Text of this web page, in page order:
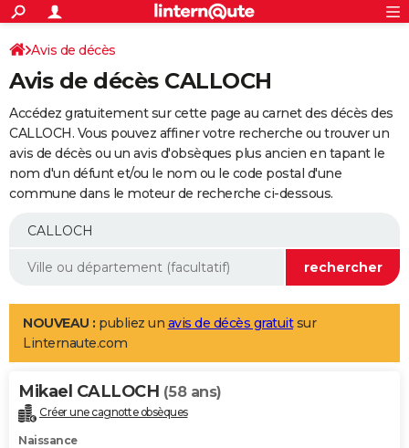
ACTUALITÉS
Politique
Société
Faits Divers
Education
Monde
Villes
+
SPORT
Coupe du monde 2026
Football
Tennis
Cyclisme
Rugby
Forum
Programme TV
TNT
Streaming
Cinéma
Sorties cinéma
Musique
+
FINANCE
Retraite
Epargne
Immobilier
Risques naturels par ville
Banque
Assurance
AUTO
Essais
Réserver un essai
Citadines
Berlines
SUV
Forum auto
+
Mobiles
Meilleur smartphone
Internet
Ordinateurs
Jeux vidéo
Guide high-tech
Aménagement intérieur
LIFESTYLE
Art de vivre
Bien-être
Loisirs
Mode
Modes de vie
Alimentation
Guide de la santé
Maladies
Médicaments
Sommeil
VOYAGE
Destinations
City break
Voyage nature
Voyage de noces
Forum
Climat
+PHOTO
Avis de décès
Avis de décès CALLOCH
Accédez gratuitement sur cette page au carnet des décès des
CALLOCH. Vous pouvez affiner votre recherche ou trouver un
avis de décès ou un avis d'obsèques plus ancien en tapant le
nom d'un défunt et/ou le nom ou le code postal d'une
commune dans le moteur de recherche ci-dessous.
NOUVEAU : publiez un avis de décès gratuitsur
Linternaute.com
Mikael CALLOCH (58 ans)
Créer une cagnotte obsèques
Naissance